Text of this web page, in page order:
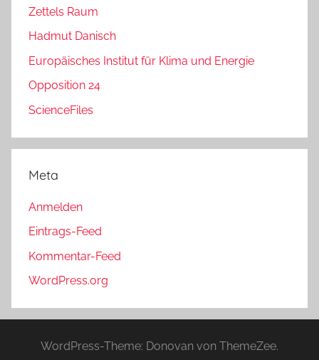
Zettels Raum
Hadmut Danisch
Europäisches Institut für Klima und Energie
Opposition 24
ScienceFiles
Meta
Anmelden
Eintrags-Feed
Kommentar-Feed
WordPress.org
WordPress-Theme: Donovan von ThemeZee.